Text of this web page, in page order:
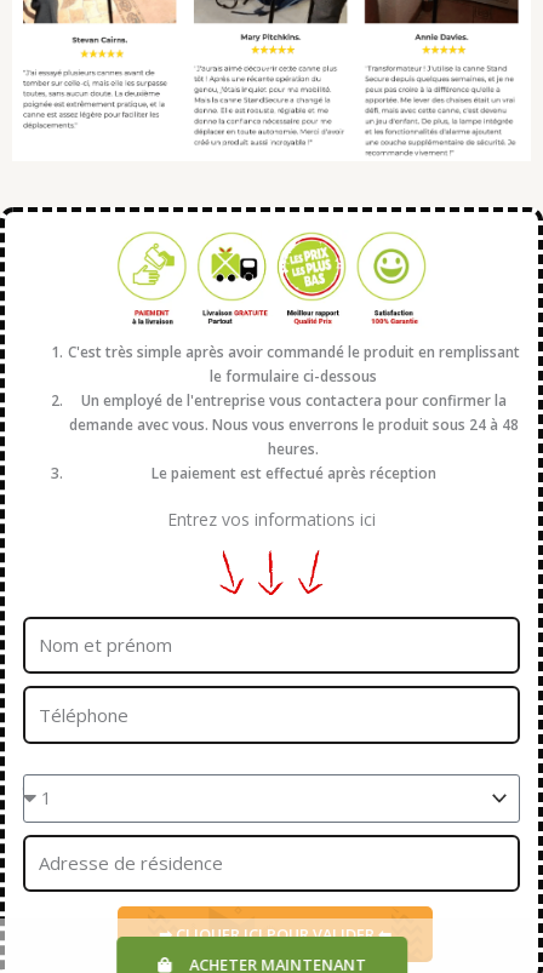
ACHETER MAINTENANT
C'est très simple après avoir commandé le produit en remplissant
le formulaire ci-dessous
Un employé de l'entreprise vous contactera pour confirmer la
demande avec vous. Nous vous enverrons le produit sous 24 à 48
heures.
Le paiement est effectué après réception
Entrez vos informations ici
Nom
prénom
Téléphone
Quantités
Adresse
➡ CLIQUER ICI POUR VALIDER ⬅